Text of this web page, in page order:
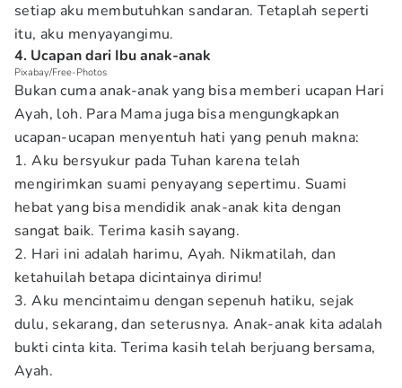
setiap aku membutuhkan sandaran. Tetaplah seperti
itu, aku menyayangimu.
4. Ucapan dari Ibu anak-anak
Pixabay/Free-Photos
Bukan cuma anak-anak yang bisa memberi ucapan Hari
Ayah, loh. Para Mama juga bisa mengungkapkan
ucapan-ucapan menyentuh hati yang penuh makna:
1. Aku bersyukur pada Tuhan karena telah
mengirimkan suami penyayang sepertimu. Suami
hebat yang bisa mendidik anak-anak kita dengan
sangat baik. Terima kasih sayang.
2. Hari ini adalah harimu, Ayah. Nikmatilah, dan
ketahuilah betapa dicintainya dirimu!
3. Aku mencintaimu dengan sepenuh hatiku, sejak
dulu, sekarang, dan seterusnya. Anak-anak kita adalah
bukti cinta kita. Terima kasih telah berjuang bersama,
Ayah.